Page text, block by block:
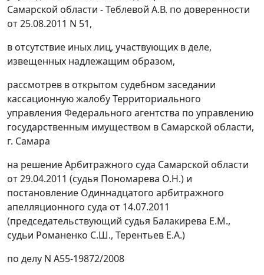
Самарской области - Теблевой А.В. по доверенности
от 25.08.2011 N 51,
в отсутствие иных лиц, участвующих в деле,
извещенных надлежащим образом,
рассмотрев в открытом судебном заседании
кассационную жалобу Территориального
управления Федерального агентства по управлению
государственным имуществом в Самарской области,
г. Самара
на решение Арбитражного суда Самарской области
от 29.04.2011 (судья Пономарева О.Н.) и
постановление Одиннадцатого арбитражного
апелляционного суда от 14.07.2011
(председательствующий судья Балакирева Е.М.,
судьи Романенко С.Ш., Терентьев Е.А.)
по делу N А55-19872/2008